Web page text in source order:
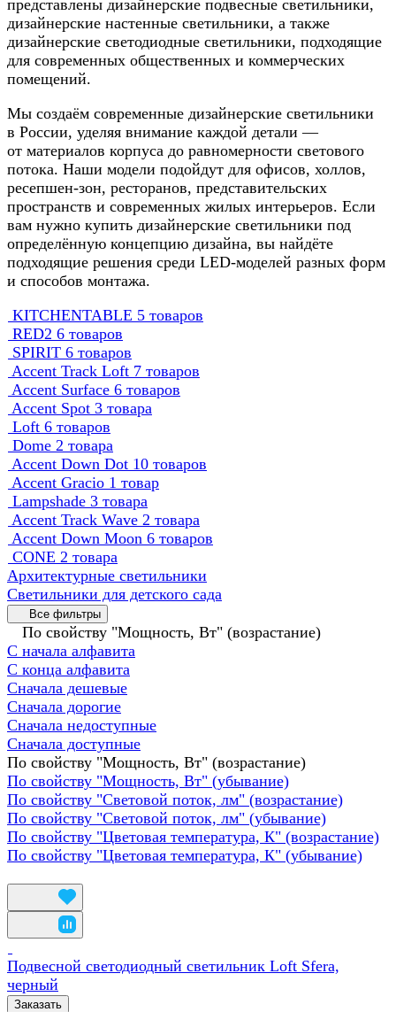
представлены дизайнерские подвесные светильники,
дизайнерские настенные светильники, а также
дизайнерские светодиодные светильники, подходящие
для современных общественных и коммерческих
помещений.
Мы создаём современные дизайнерские светильники
в России, уделяя внимание каждой детали —
от материалов корпуса до равномерности светового
потока. Наши модели подойдут для офисов, холлов,
ресепшен-зон, ресторанов, представительских
пространств и современных жилых интерьеров. Если
вам нужно купить дизайнерские светильники под
определённую концепцию дизайна, вы найдёте
подходящие решения среди LED-моделей разных форм
и способов монтажа.
KITCHENTABLE 5 товаров
RED2 6 товаров
SPIRIT 6 товаров
Accent Track Loft 7 товаров
Accent Surface 6 товаров
Accent Spot 3 товара
Loft 6 товаров
Dome 2 товара
Accent Down Dot 10 товаров
Accent Gracio 1 товар
Lampshade 3 товара
Accent Track Wave 2 товара
Accent Down Moon 6 товаров
CONE 2 товара
Архитектурные светильники
Светильники для детского сада
Все фильтры
По свойству "Мощность, Вт" (возрастание)
С начала алфавита
С конца алфавита
Сначала дешевые
Сначала дорогие
Сначала недоступные
Сначала доступные
По свойству "Мощность, Вт" (возрастание)
По свойству "Мощность, Вт" (убывание)
По свойству "Световой поток, лм" (возрастание)
По свойству "Световой поток, лм" (убывание)
По свойству "Цветовая температура, К" (возрастание)
По свойству "Цветовая температура, К" (убывание)
Подвесной светодиодный светильник Loft Sfera,
черный
Заказать